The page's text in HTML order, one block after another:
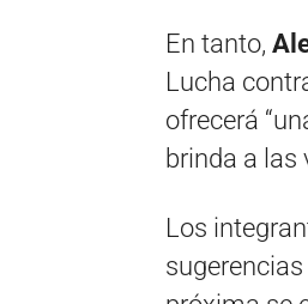
En tanto,
Lucha
ofrecerá
brinda a las
Los